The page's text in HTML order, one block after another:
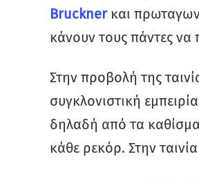
Brucknerκαι
κάνουν τους πάντες να
Στην προβολή της
συγκλονιστική
δηλαδή από τα
κάθε ρεκόρ. Στην